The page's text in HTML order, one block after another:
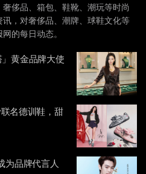
侈品、箱包、鞋靴、潮玩等时尚
，对奢侈品、潮牌、球鞋文化等
的每日动态。
黄金品牌大使
名德训鞋，甜
为品牌代言人